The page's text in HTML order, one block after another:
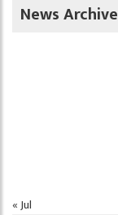
News Archive
« Jul